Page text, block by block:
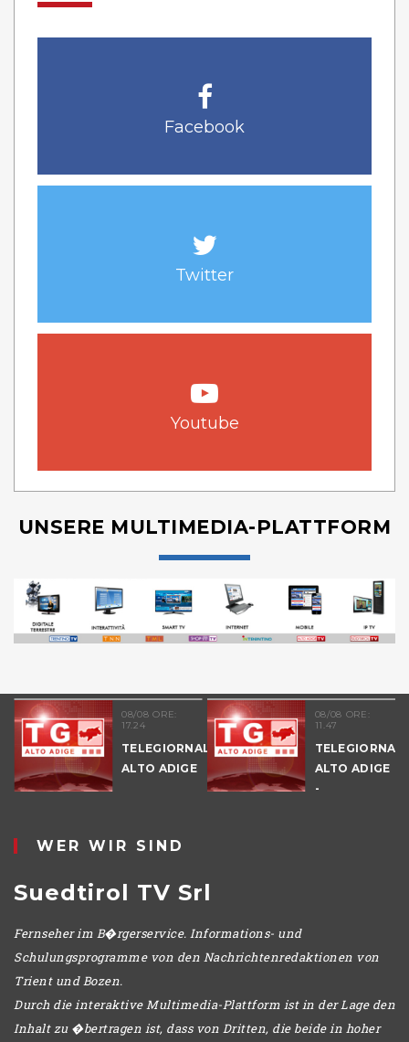
Facebook
Twitter
Youtube
UNSERE MULTIMEDIA-PLATTFORM
08/08 ORE:
17.24
TELEGIORNALE
ALTO ADIGE
08/08 ORE:
11.47
ALTO ADIGE
-
WER WIR SIND
Suedtirol TV Srl
Fernseher im B�rgerservice. Informations- und
Schulungsprogramme von den Nachrichtenredaktionen von
Trient und Bozen.
Durch die interaktive Multimedia-Plattform ist in der Lage den
Inhalt zu �bertragen ist, dass von Dritten, die beide in hoher